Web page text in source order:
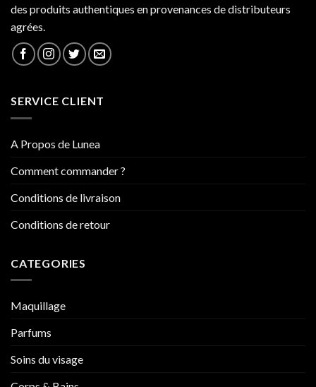
des produits authentiques en provenances de distributeurs
agrées.
SERVICE CLIENT
A Propos de Lunea
Comment commander ?
Conditions de livraison
Conditions de retour
CATEGORIES
Maquillage
Parfums
Soins du visage